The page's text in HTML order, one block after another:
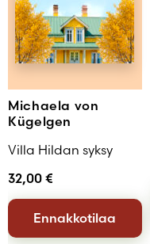
Michaela von
Kügelgen
Villa Hildan syksy
32,00 €
Ennakkotilaa